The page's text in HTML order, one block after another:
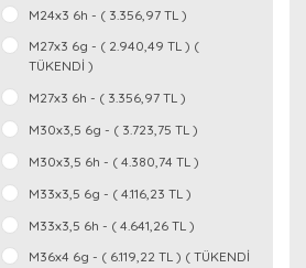
M24x3 6h - ( 3.356,97 TL )
M27x3 6g - ( 2.940,49 TL ) (
TÜKENDİ )
M27x3 6h - ( 3.356,97 TL )
M30x3,5 6g - ( 3.723,75 TL )
M30x3,5 6h - ( 4.380,74 TL )
M33x3,5 6g - ( 4.116,23 TL )
M33x3,5 6h - ( 4.641,26 TL )
M36x4 6g - ( 6.119,22 TL ) ( TÜKENDİ